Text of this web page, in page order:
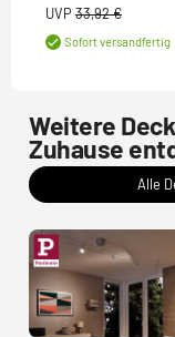
UVP 33,92 €
Sofort versandfertig
Weitere
Zuhause
Alle